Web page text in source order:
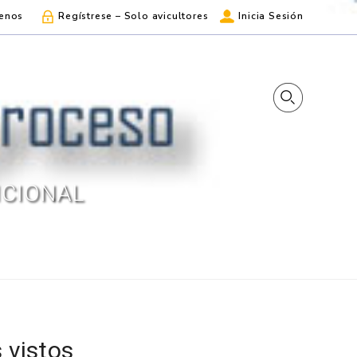
Regístrese – Solo avicultores Inicia Sesión
vistos